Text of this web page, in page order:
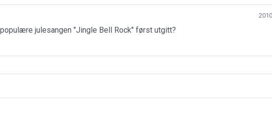
julesangen "Jingle Bell Rock" først utgitt?